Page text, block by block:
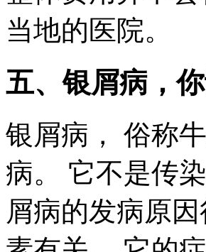
当地的医院。
五、银屑病，
银屑病， 俗称
病。 它不是传
屑病的发病原